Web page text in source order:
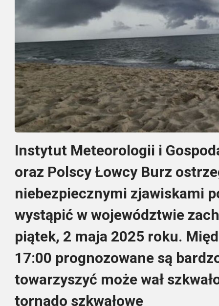
Instytut Meteorologii i
oraz Polscy Łowcy Burz
niebezpiecznymi zjawiskami
wystąpić w województwie
piątek, 2 maja 2025 roku.
17:00 prognozowane są
towarzyszyć może wał
tornado szkwałowe